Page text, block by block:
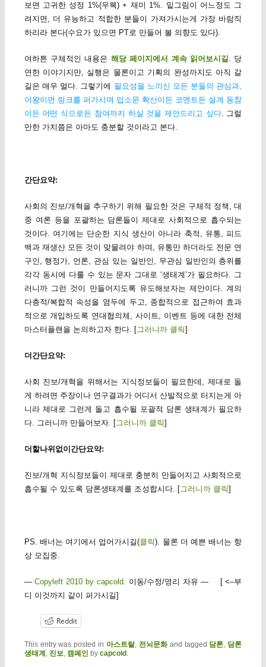
보면 고귀한 성정 1%(우웩) + 재미 1%. 밑그림이 어느정도 그
려지면, 더 유능하고 적합한 분들이 가져가시는게 가장 바람직
하리라 본다(수요가 있으면 PT로 만들어 볼 의향도 있다).
여하튼 구체적인 내용은 해당 페이지에서 계속 읽어보시길. 당
연한 이야기지만, 실행은 물론이고 기획의 완성까지도 아직 갈
길은 매우 멀다. 그렇기에 필요성을 느끼신 모든 분들의 관심과,
이왕이면 링크를 퍼가시며 입소문 확산이든 코멘트든 설계 동참
이든 어떤 식으로든 참여까지 하실 것을 제안드리고 싶다. 그럴
만한 가치쯤은 아마도 충분할 것이라고 본다.
간단요약:
사회의 진보/개혁을 추구하기 위해 필요한 것은 구체적 정책, 대
중 여론 등을 포괄하는 담론들이 제대로 사회적으로 흡수되는
것이다. 여기에는 단순한 지식 생산이 아니라 축적, 유통, 피드
백과 재생산 모든 것이 맞물려야 하며, 유통만 하더라도 전문 연
구인, 행정가, 언론, 관심 있는 일반인, 무관심 일반인의 층위를
각각 동시에 다룰 수 있는 문자 그대로 ‘생태계’가 필요하다. 그
러니까 그런 것이 만들어지도록 유도해보자는 제안이다. 계의
다층적/복합적 속성을 염두에 두고, 종합적으로 접근하여 효과
적으로 개입하도록 연대협의체, 사이트, 이벤트 등에 대한 전체
마스터플랜을 논의하고자 한다. [그러니까 클릭]
더간단요약:
사회 진보/개혁을 위해서는 지식정보들이 필요한데, 제대로 돌
게 하려면 주장이나 연구결과가 어디서 산발적으로 터지는게 아
니라 제대로 그런게 돌고 흡수될 포괄적 담론 생태계가 필요하
다. 그러니까 만들어보자. [그러니까 클릭]
더할나위없이간단요약:
진보/개혁 지식정보들이 제대로 충분히 만들어지고 사회적으로
흡수될 수 있도록 담론생태계를 조성합시다. [그러니까 클릭]
PS. 배너는 여기에서 업어가시길(클릭). 물론 더 예쁜 배너는 항
상 모집중.
—Copyleft 2010 by capcold. 이동/수정/영리 자유 — [ <–부
디 이것까지 같이 퍼가시길]
Reddit
This entry was posted in 아스트랄, 전뇌문화and tagged 담론 담론
생태계 진보 캠페인 by capcold.